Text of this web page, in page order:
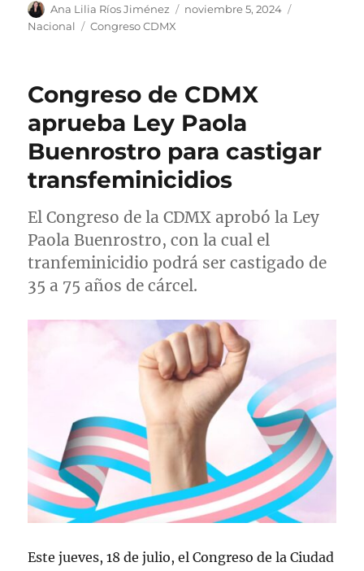
A
u
Ana Lilia Ríos Jiménez
P
c
d
o
e
l
noviembre 5, 2024
a
s
Nacional
E
u
t
a
s
Congreso CDMX
Congreso de CDMX
aprueba Ley Paola
Buenrostro para castigar
transfeminicidios
El Congreso de la CDMX aprobó la Ley
Paola Buenrostro, con la cual el
tranfeminicidio podrá ser castigado de
35 a 75 años de cárcel.
Este jueves, 18 de julio, el Congreso de la Ciudad